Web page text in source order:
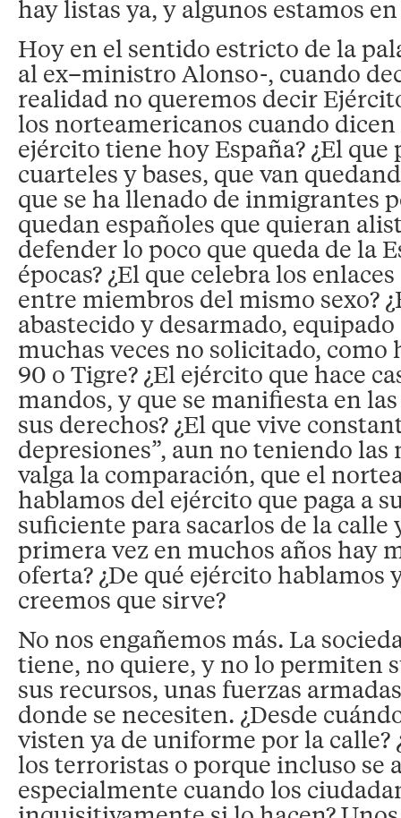
hay listas ya, y algunos estamos
Hoy en el sentido estricto de la
al ex–ministro Alonso-, cuando
realidad no queremos decir
los norteamericanos cuando dicen
ejército tiene hoy España? ¿El que
cuarteles y bases, que van
que se ha llenado de inmigrantes
quedan españoles que quieran
defender lo poco que queda de la
épocas? ¿El que celebra los
entre miembros del mismo sexo?
abastecido y desarmado,
muchas veces no solicitado,
90 o Tigre? ¿El ejército que hace
mandos, y que se manifiesta en
sus derechos? ¿El que vive
depresiones”, aun no teniendo las
valga la comparación, que el
hablamos del ejército que paga a
suficiente para sacarlos de la calle
primera vez en muchos años hay
oferta? ¿De qué ejército hablamos
creemos que sirve?
No nos engañemos más. La
tiene, no quiere, y no lo permiten
sus recursos, unas fuerzas
donde se necesiten. ¿Desde
visten ya de uniforme por la calle?
los terroristas o porque incluso se
especialmente cuando los